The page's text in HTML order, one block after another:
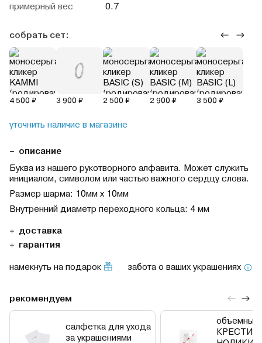
примерный вес
0.7
собрать сет:
4 500 ₽ 3 900 ₽ 2 500 ₽ 2 900 ₽ 3 500 ₽
уточнить наличие в магазине
описание
Буква из нашего рукотворного алфавита. Может служить
инициалом, символом или частью важного сердцу слова.
Размер шарма: 10мм х 10мм
Внутренний диаметр переходного кольца: 4 мм
доставка
гарантия
намекнуть на подарок
забота о ваших украшениях
рекомендуем
салфетка для ухода
за украшениями
объемный